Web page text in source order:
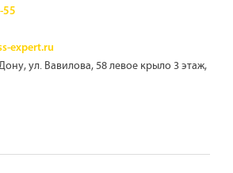
55
expert.ru
ул. Вавилова, 58 левое крыло 3 этаж,